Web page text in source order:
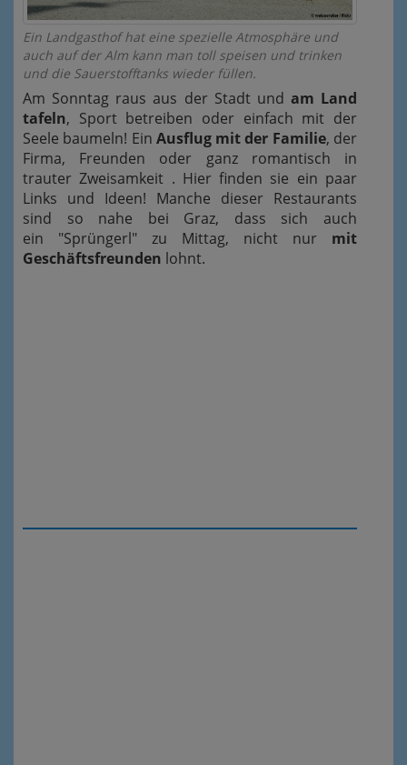
Ein Landgasthof hat eine spezielle Atmosphäre und
auch auf der Alm kann man toll speisen und trinken
und die Sauerstofftanks wieder füllen.
Am Sonntag raus aus der Stadt und am Land
tafeln, Sport betreiben oder einfach mit der
Seele baumeln! Ein Ausflug mit der Familie, der
Firma, Freunden oder ganz romantisch in
trauter Zweisamkeit . Hier finden sie ein paar
Links und Ideen! Manche dieser Restaurants
sind so nahe bei Graz, dass sich auch
ein "Sprüngerl" zu Mittag, nicht nur mit
Geschäftsfreunden lohnt.